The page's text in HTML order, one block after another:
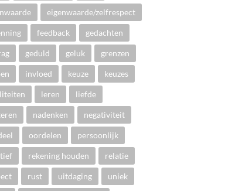
eigenwaarde/zelfrespect
feedback gedachten
geduld geluk grenzen
invloed keuze keuzes
leren liefde
nadenken negativiteit
oordelen persoonlijk
rekening houden relatie
rust uitdaging uniek